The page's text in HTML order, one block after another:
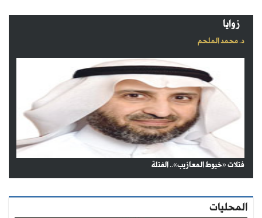
زوايا
د. محمد الملحم
فتلات «خيوط المعازيب».. الفتلة
المحليات